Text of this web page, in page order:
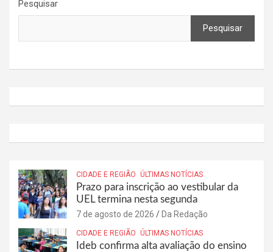
Pesquisar
Pesquisar
CIDADE E REGIÃO ÚLTIMAS NOTÍCIAS
Prazo para inscrição ao vestibular da
UEL termina nesta segunda
7 de agosto de 2026 Da Redação
CIDADE E REGIÃO ÚLTIMAS NOTÍCIAS
Ideb confirma alta avaliação do ensino